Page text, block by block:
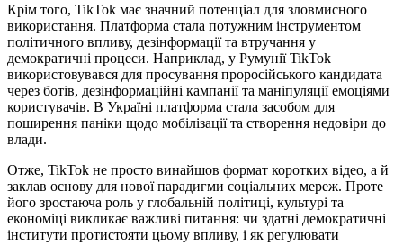
Крім того, TikTok має значний потенціал для зловмисного
використання. Платформа стала потужним інструментом
політичного впливу, дезінформації та втручання у
демократичні процеси. Наприклад, у Румунії TikTok
використовувався для просування проросійського кандидата
через ботів, дезінформаційні кампанії та маніпуляції емоціями
користувачів. В Україні платформа стала засобом для
поширення паніки щодо мобілізації та створення недовіри до
влади.
Отже, TikTok не просто винайшов формат коротких відео, а й
заклав основу для нової парадигми соціальних мереж. Проте
його зростаюча роль у глобальній політиці, культурі та
економіці викликає важливі питання: чи здатні демократичні
інститути протистояти цьому впливу, і як регулювати